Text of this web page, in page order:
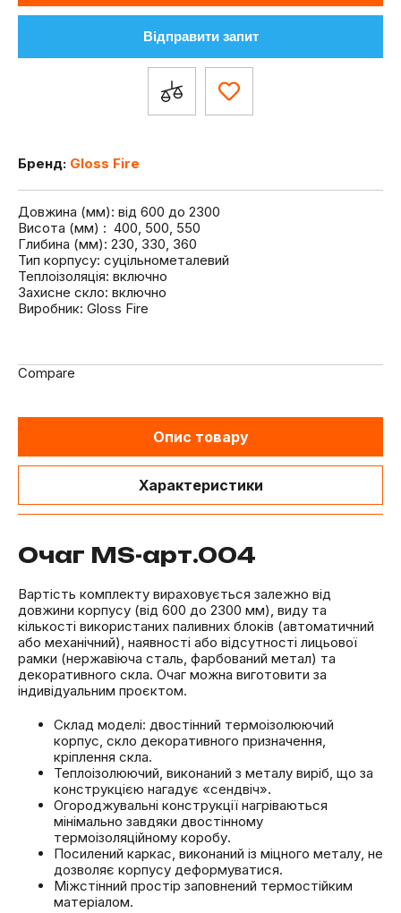
Відправити запит
Бренд: Gloss Fire
Довжина (мм): від 600 до 2300
Висота (мм) : 400, 500, 550
Глибина (мм): 230, 330, 360
Тип корпусу: суцільнометалевий
Теплоізоляція: включно
Захисне скло: включно
Виробник: Gloss Fire
Compare
Опис товару
Характеристики
Очаг MS-арт.004
Вартість комплекту вираховується залежно від
довжини корпусу (від 600 до 2300 мм), виду та
кількості використаних паливних блоків (автоматичний
або механічний), наявності або відсутності лицьової
рамки (нержавіюча сталь, фарбований метал) та
декоративного скла. Очаг можна виготовити за
індивідуальним проєктом.
Склад моделі: двостінний термоізолюючий
корпус, скло декоративного призначення,
кріплення скла.
Теплоізолюючий, виконаний з металу виріб, що за
конструкцією нагадує «сендвіч».
Огороджувальні конструкції нагріваються
мінімально завдяки двостінному
термоізоляційному коробу.
Посилений каркас, виконаний із міцного металу, не
дозволяє корпусу деформуватися.
Міжстінний простір заповнений термостійким
матеріалом.